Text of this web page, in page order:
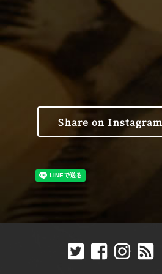
Share on Instagram